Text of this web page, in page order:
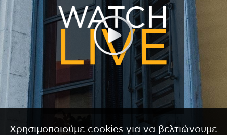
Χρησιμοποιούμε cookies για να βελτιώνουμε